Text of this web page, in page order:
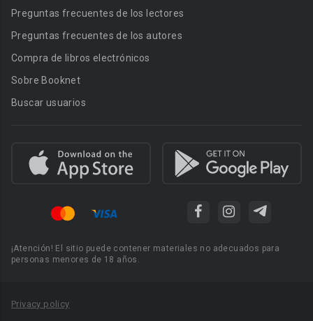
Preguntas frecuentes de los lectores
Preguntas frecuentes de los autores
Compra de libros electrónicos
Sobre Booknet
Buscar usuarios
¡Atención! El sitio puede contener materiales no adecuados para
personas menores de 18 años.
Privacy policy